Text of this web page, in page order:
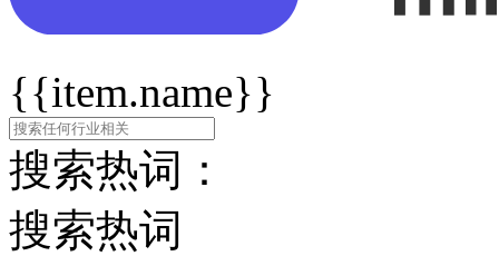
{{item.name}}
搜索热词：
搜索热词